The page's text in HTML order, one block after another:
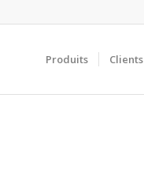
Produits Clients